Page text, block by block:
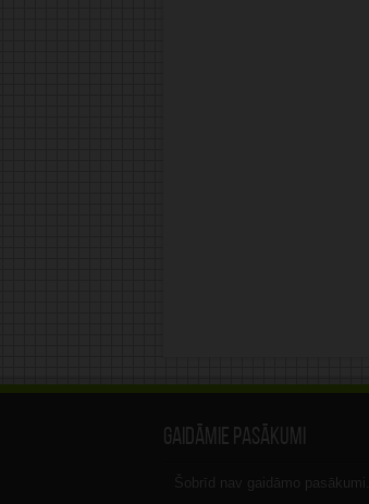
Gaidāmie pasākumi
Šobrīd nav gaidāmo pasākumi.